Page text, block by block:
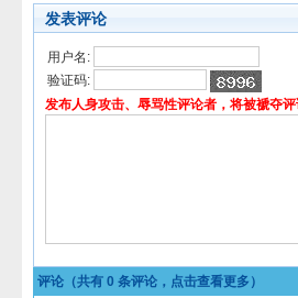
发表评论
用户名:
验证码:
发布人身攻击、辱骂性评论者，将被褫夺评
评论（共有 0 条评论，点击查看更多）